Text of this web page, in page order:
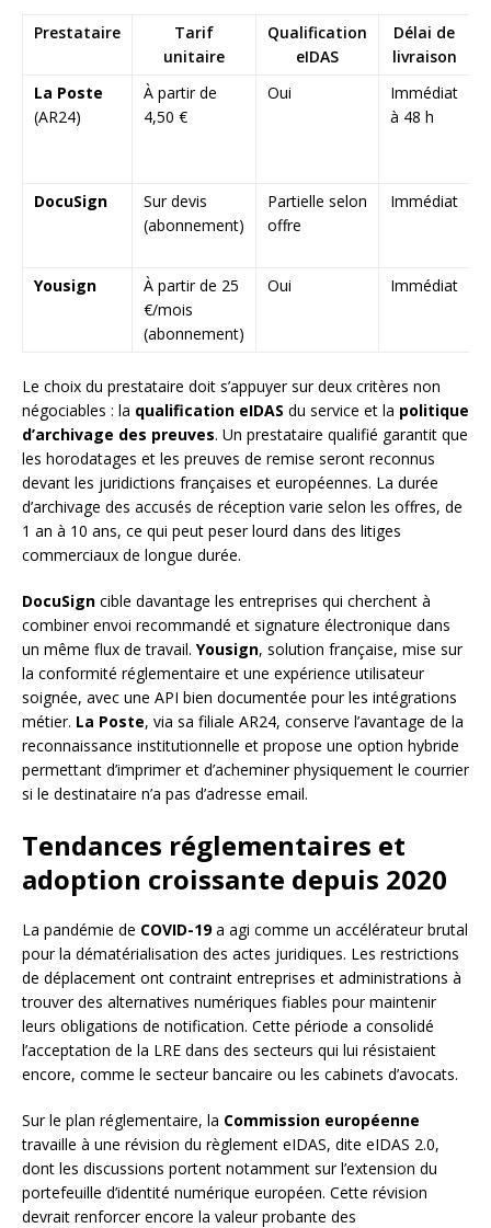
Prestataire
Tarif
unitaire
Qualification
eIDAS
Délai de
livraison
La Poste
(AR24)
À partir de
4,50 €
Oui
Immédiat
à 48 h
DocuSign
Sur devis
(abonnement)
Partielle selon
offre
Immédiat
Yousign
À partir de 25
€/mois
(abonnement)
Oui Immédiat
Le choix du prestataire doit s’appuyer sur deux critères non
négociables : la qualification eIDAS du service et la politique
d’archivage des preuves. Un prestataire qualifié garantit que
les horodatages et les preuves de remise seront reconnus
devant les juridictions françaises et européennes. La durée
d’archivage des accusés de réception varie selon les offres, de
1 an à 10 ans, ce qui peut peser lourd dans des litiges
commerciaux de longue durée.
DocuSign cible davantage les entreprises qui cherchent à
combiner envoi recommandé et signature électronique dans
un même flux de travail. Yousign, solution française, mise sur
la conformité réglementaire et une expérience utilisateur
soignée, avec une API bien documentée pour les intégrations
métier. La Poste, via sa filiale AR24, conserve l’avantage de la
reconnaissance institutionnelle et propose une option hybride
permettant d’imprimer et d’acheminer physiquement le courrier
si le destinataire n’a pas d’adresse email.
Tendances réglementaires et
adoption croissante depuis 2020
La pandémie de COVID-19a agi comme un accélérateur brutal
pour la dématérialisation des actes juridiques. Les restrictions
de déplacement ont contraint entreprises et administrations à
trouver des alternatives numériques fiables pour maintenir
leurs obligations de notification. Cette période a consolidé
l’acceptation de la LRE dans des secteurs qui lui résistaient
encore, comme le secteur bancaire ou les cabinets d’avocats.
Sur le plan réglementaire, la Commission européenne
travaille à une révision du règlement eIDAS, dite eIDAS 2.0,
dont les discussions portent notamment sur l’extension du
portefeuille d’identité numérique européen. Cette révision
devrait renforcer encore la valeur probante des